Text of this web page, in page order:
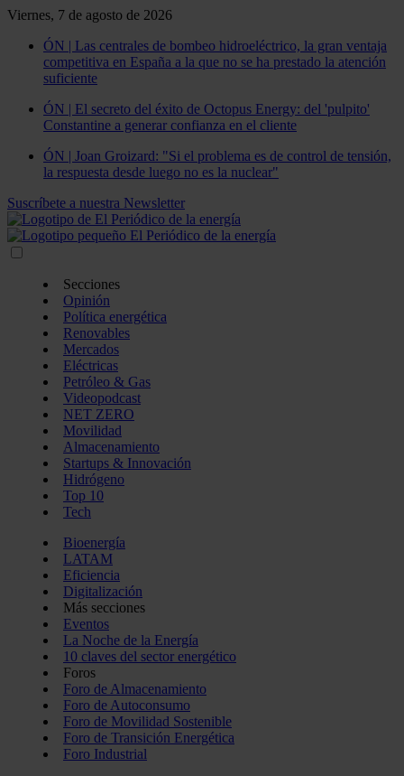
Viernes, 7 de agosto de 2026
ÓN | Las centrales de bombeo hidroeléctrico, la gran ventaja
competitiva en España a la que no se ha prestado la atención
suficiente
ÓN | El secreto del éxito de Octopus Energy: del 'pulpito'
Constantine a generar confianza en el cliente
ÓN | Joan Groizard: "Si el problema es de control de tensión,
la respuesta desde luego no es la nuclear"
Suscríbete a nuestra Newsletter
Secciones
Opinión
Política energética
Renovables
Mercados
Eléctricas
Petróleo & Gas
Videopodcast
NET ZERO
Movilidad
Almacenamiento
Startups & Innovación
Hidrógeno
Top 10
Tech
Bioenergía
LATAM
Eficiencia
Digitalización
Más secciones
Eventos
La Noche de la Energía
10 claves del sector energético
Foros
Foro de Almacenamiento
Foro de Autoconsumo
Foro de Movilidad Sostenible
Foro de Transición Energética
Foro Industrial